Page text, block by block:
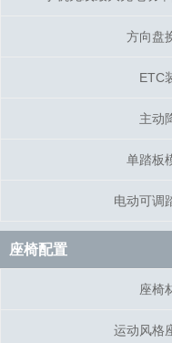
方向盘
ETC
主动
单踏板
电动可调
座椅配置
座椅
运动风格
方向盘
ETC
主动
单踏板
电动可调
座椅配置
座椅
运动风格